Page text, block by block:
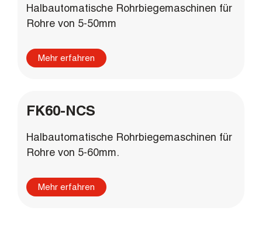
Halbautomatische Rohrbiegemaschinen für
Rohre von 5-50mm
Mehr erfahren
FK60-NCS
Halbautomatische Rohrbiegemaschinen für
Rohre von 5-60mm.
Mehr erfahren